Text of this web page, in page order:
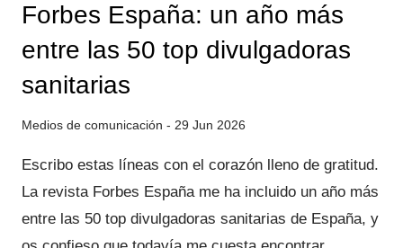
Forbes España: un año más
entre las 50 top divulgadoras
sanitarias
29 Jun 2026
Escribo estas líneas con el corazón lleno de gratitud.
La revista Forbes España me ha incluido un año más
entre las 50 top divulgadoras sanitarias de España, y